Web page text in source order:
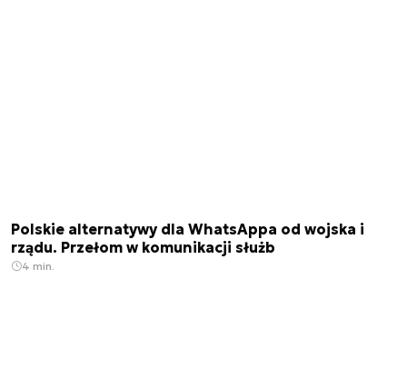
Polskie alternatywy dla WhatsAppa od wojska i
rządu. Przełom w komunikacji służb
4 min.